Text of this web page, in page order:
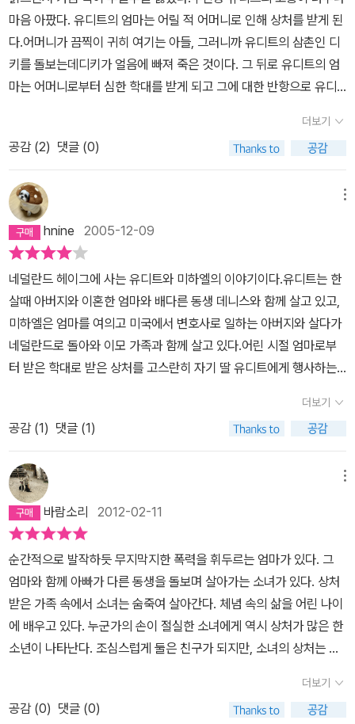
다, 엄마를 잃고 정말 무엇이든 잘해야 한다는 생각을 가진 아빠밑에
서 아주 엄하게 자랐다 너무 그러기에 힘들던 미하엘은 가출도 하고
그러다가 이모네 식구랑 아빠곁을 떠나서 이모랑 살면서 많이 안정적
인 삶을 살면서 밝아졌다, 그런 아픔을 알기에 아마 유디티가 아무말
그리고 아버지와의 화해도 참 멋지다 그리고 다시 성숙하게 변한아버
지가 난 참 대단하다 생각된다, 유디트의 엄마도 변해야 할텐데,, 난
미하엘이 유디트에게 '난 네가 유디트이기에 좋은거야'라고 말했을때
유디트가 얼마나 힘을 가졌을지 생각이 든다,그래 나는 나다 나는 타
인이 될수가 없고 아무리 엄마의 딸이지만 내 삶도 있는것이다 유디
트 용기를 가져라 그리고 아직 늦지 않았다 내 앞날을 위해서 어떤일
인가를 해야한다, 네곁에는 너를 사랑하는이들이 많단다. 언제까지
엄마곁에서 매를 맞아주고 엄마의 기분을 풀어주어야 하는것은 아니
다 유디트 용기를 가지고 행동으로 옮겨라 그리고 멋지게 살아라,,이
야기는 청소년보다 어른들이 더 많이 읽어야 할것같다 자식을 자신의
소유물이라고 생각하고 아무렇게 대해도 된다고 생각하는 우리네 부
모들 반성하시라 내가 나의 아이를 낳았지만 태어나는 그순간부터 그
랑을 많이 주어도 모잘판인데, 내 아픔을 내슬픔을 그네들에게 풀려
하지 말아라 우리는 어른이 아닌가 우리의 감정은 스스로 조절할 줄
알아야 하지 않은가,,,부모님들에게 이책을 권한다,
마음 아팠다. 유디트의 엄마는 어릴 적 어머니로 인해 상처를 받게 된
다.어머니가 끔찍이 귀히 여기는 아들, 그러니까 유디트의 삼촌인 디
키를 돌보는데디키가 얼음에 빠져 죽은 것이다. 그 뒤로 유디트의 엄
마는 어머니로부터 심한 학대를 받게 되고 그에 대한 반항으로 유디
어렵사리 남자에 의지해가며 삶을 꾸려가는 유디트의 엄마는불안증
과 심한 정신적인 압박에 시달리며-유디트를 학대하기에 이른다.유
디트가 디키를 많이 닮은 탓이다(!) 유디트는 참 작고도 여린 소녀, 유
디트는 엄마의 눈치를 살피며엄마로부터 쏟아지는 매질을 참고 견딘
다. 온 몸이 멍 투성이가 되어도누구에게도 말하지 않는다. 그랬다가
는 엄마가 자신을 죽일 지도 모른다는공포감이 유디트를 그렇게 만들
어 버렸다. 극심한 가정 폭력에 희생되어가는 유디트에게 어느 날. 미
국에서 전학온 미하엘이 관심을 보인다. 미하엘은 아빠로부터 심한
정신적인 폭력을 받아온상태. 그로인해 미국에서 아빠와 살 때는 글
을 제대로 읽을 수 없는 난독증에걸리기도 하였다. 아빠 앞에서 말도
제대로 못하는 미하엘을 거둬들인 건엘리 이모. 덕분에 미하엘은 마
음의 안정을 찾아가는데... 유디트는 미하엘과 친구로 지내는 것이 마
냥 좋지만엄마에게 맞고 산다는 것은 여전히 비밀에 부친다.말할 수
없었기 때문이다. 하지만 결국 미하엘은 유디트의 비밀을 알게 되고
기만 하면 엄마는 널 계속 때릴 거야. 뭔가 해야만 해.계속 비밀로 할
수는 없어. 우리가 도와줄게. 약속해.' 라고 말한다. 미하엘의 말에 용
기를 얻은 유디트는 엄마에게 심하게 맞고 난 후짐을 꾸려 집을 나선
다. 친구 미하엘을 찾아 도움을 받기 위해... 이야기는 결국에는 유디
트가 친구 미하엘의 도움을 받아가정폭력에서 구제되었으리라는 것
을 암시하며 맺는다. 가정폭력 그리고 친구에 대해 함께 생각해볼 수
있는 책으로가정과 학교에서 심한 혼란을 겪고 있는 청소년들이 꼭
읽어봤으면 좋겠는... 방황하는 청소년에게 똑 어울리는 책이 될 것이
라 믿는다.
더보기
공감 (2) 댓글 (0)
hnine 2005-12-09
네덜란드 헤이그에 사는 유디트와 미하엘의 이야기이다.유디트는 한
살때 아버지와 이혼한 엄마와 배다른 동생 데니스와 함께 살고 있고,
미하엘은 엄마를 여의고 미국에서 변호사로 일하는 아버지와 살다가
네덜란드로 돌아와 이모 가족과 함께 살고 있다.어린 시절 엄마로부
터 받은 학대로 받은 상처를 고스란히 자기 딸 유디트에게 행사하는
유디트의 마음의 문은 조금씩 조금씩 열리고, 엄마, 자기를 낳아준 엄
마이지만 몸과 마음에 상처만 안겨주던 엄마의 집을 떠나 기차에 몸
을 싣는 것으로 얘기는 끝난다.부모가 다 부모인가. 자기를 낳아주었
으니 그 누구보다 그래도 낳을거라는 말은 어누 경우에나 적용되는
것은 아니라 본다. 부모라는 이름으로 행사되는 눈에 보이는, 그리고
눈에 보이지 않는 많은 폭력에 상처를 받아본 사람은 안다.유디트, 너
의 상처가 조금씩 조금씩 아물기를 바란다. 이 세상에는 부모보다도
오히려 따뜻한 마음을 가진 사람들이 있거든...
더보기
공감 (1) 댓글 (1)
바람소리 2012-02-11
순간적으로 발작하듯 무지막지한 폭력을 휘두르는 엄마가 있다. 그
엄마와 함께 아빠가 다른 동생을 돌보며 살아가는 소녀가 있다. 상처
받은 가족 속에서 소녀는 숨죽여 살아간다. 체념 속의 삶을 어린 나이
에 배우고 있다. 누군가의 손이 절실한 소녀에게 역시 상처가 많은 한
소년이 나타난다. 조심스럽게 둘은 친구가 되지만, 소녀의 상처는 너
교양하는 소설이 아니라 아이들 눈높이에서 아이들의 고민을 진지하
게 담고 있다. 내가 손을 내밀어 주고 싶다.
더보기
공감 (0) 댓글 (0)